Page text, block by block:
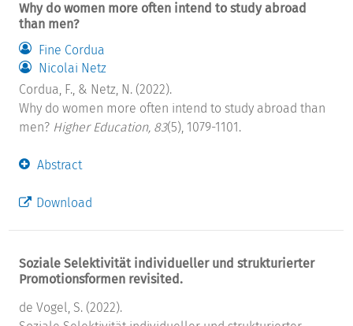
Why do women more often intend to study abroad
than men?
Fine Cordua
Nicolai Netz
Cordua, F., & Netz, N. (2022).
Why do women more often intend to study abroad than
men? Higher Education, 83(5), 1079-1101.
Abstract
Download
Soziale Selektivität individueller und strukturierter
Promotionsformen revisited.
de Vogel, S. (2022).